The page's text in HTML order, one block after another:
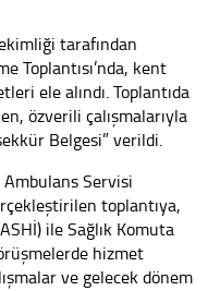
tarafından
Toplantısı’nda, kent
ele alındı. Toplantıda
özverili çalışmalarıyla
Belgesi” verildi.
Servisi
toplantıya,
ile Sağlık Komuta
hizmet
ve gelecek dönem